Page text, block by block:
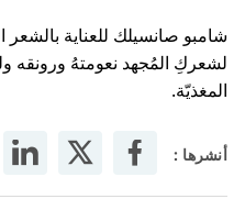
شامبو صانسيلك للعناية
لشعركِ المُجهد نعومتهُ ورونقه
المغذيّة.
أنشرها :